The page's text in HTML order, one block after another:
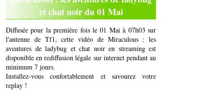
et chat noir du 01 Mai
Diffusée pour la première fois le 01 Mai à 07h03 sur
l'antenne de Tf1, cette vidéo de Miraculous : les
aventures de ladybug et chat noir en streaming est
disponible en rediffusion légale sur internet pendant au
minimum 7 jours.
Installez-vous confortablement et savourez votre
replay !